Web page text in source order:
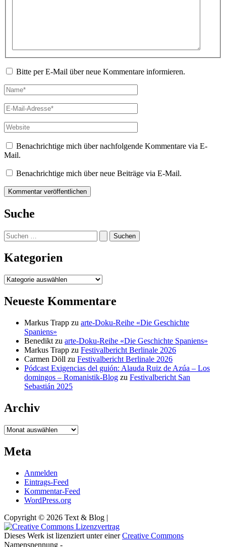
Bitte per E-Mail über neue Kommentare informieren.
Name*
E-
Mail-
Adresse*
Website
Benachrichtige mich über nachfolgende Kommentare via E-
Mail.
Benachrichtige mich über neue Beiträge via E-Mail.
Suche
Suchen
nach:
Kategorien
Kategorien
Neueste Kommentare
Markus Trapp zu arte-Doku-Reihe «Die Geschichte
Spaniens»
Benedikt zu arte-Doku-Reihe «Die Geschichte Spaniens»
Markus Trapp zu Festivalbericht Berlinale 2026
Carmen Döll zu Festivalbericht Berlinale 2026
Pódcast Exigencias del guión: Alauda Ruiz de Azúa – Los
domingos – Romanistik-Blog zu Festivalbericht San
Sebastián 2025
Archiv
Archiv
Meta
Anmelden
Eintrags-Feed
Kommentar-Feed
WordPress.org
Copyright © 2026 Text & Blog |
Dieses Werk ist lizenziert unter einerCreative Commons
Namensnennung -